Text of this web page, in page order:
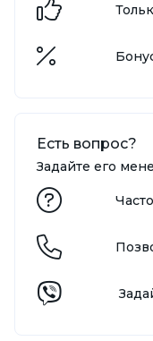
Есть вопрос?
Задайте его